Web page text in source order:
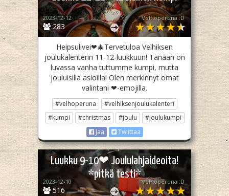
283
2023-12-12 Velhoperuna :D
Heipsulivei❤🎄Tervetuloa Velhiksen
joulukalenterin 11-12-luukkuun! Tänään on
luvassa vanha tuttumme kumpi, mutta
jouluisilla asioilla! Olen merkinnyt omat
valintani ❤-emojilla.
#velhoperuna
#velhiksenjoulukalenteri
#kumpi
#christmas #joulu
#joulukumpi
Jaa
Twiittaa
Luukku 9-10❤ Joululahjaideoita!
*pitkä testi*
516
2023-12-10 Velhoperuna :D